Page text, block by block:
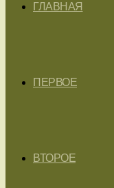
ГЛАВНАЯ
ПЕРВОЕ
ВТОРОЕ